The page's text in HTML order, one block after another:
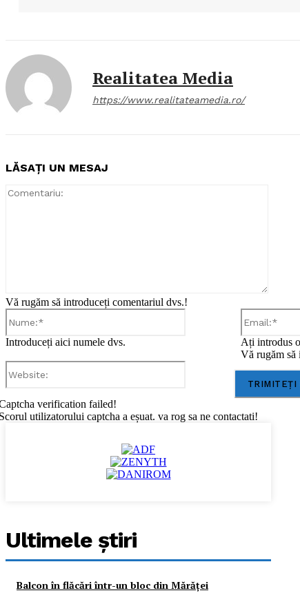
Realitatea Media
https://www.realitateamedia.ro/
LĂSAȚI UN MESAJ
Vă rugăm să introduceți comentariul dvs.!
Introduceți aici numele dvs.
Ați introdus
Vă rugăm să
verification failed!
utilizatorului captcha a eșuat. va rog sa ne contactati!
Ultimele ştiri
Balcon în flăcări într-un bloc din Mărăţei